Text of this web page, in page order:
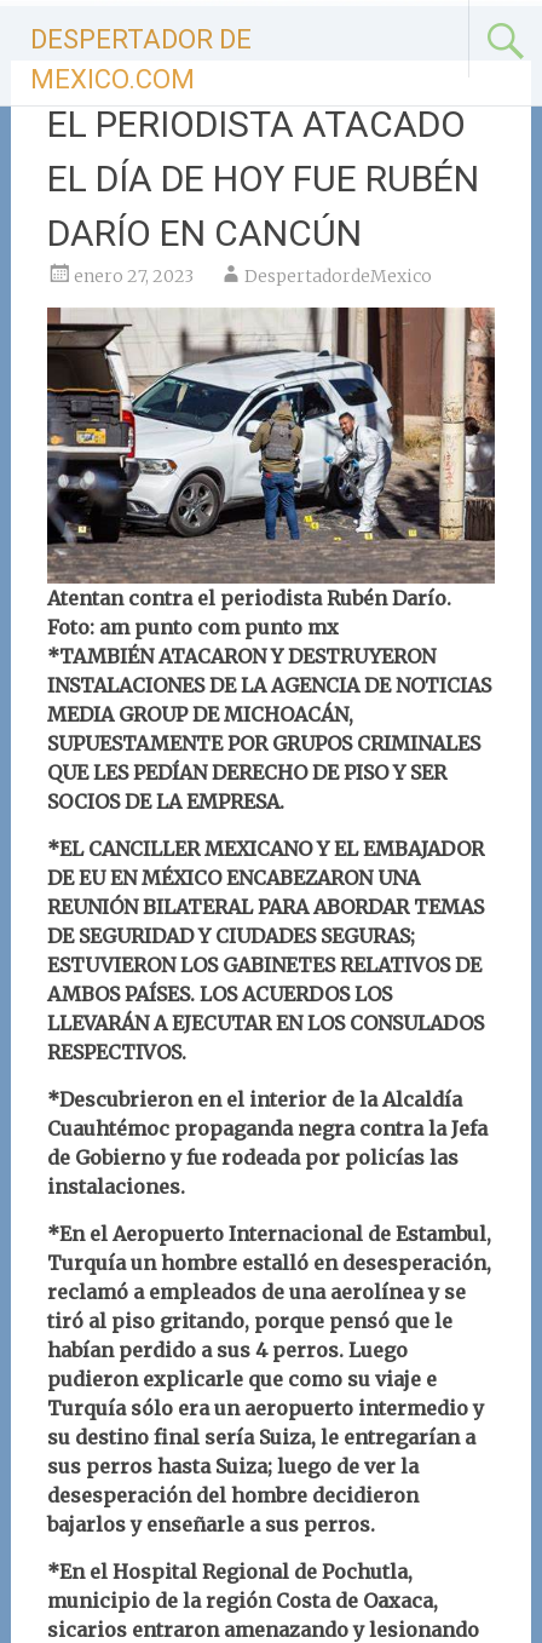
contenido
DESPERTADOR DE
MEXICO.COM
EL PERIODISTA ATACADO
EL DÍA DE HOY FUE RUBÉN
DARÍO EN CANCÚN
enero 27, 2023 DespertadordeMexico
Atentan contra el periodista Rubén Darío.
Foto: am punto com punto mx
*TAMBIÉN ATACARON Y DESTRUYERON
INSTALACIONES DE LA AGENCIA DE NOTICIAS
MEDIA GROUP DE MICHOACÁN,
SUPUESTAMENTE POR GRUPOS CRIMINALES
QUE LES PEDÍAN DERECHO DE PISO Y SER
SOCIOS DE LA EMPRESA.
*EL CANCILLER MEXICANO Y EL EMBAJADOR
DE EU EN MÉXICO ENCABEZARON UNA
REUNIÓN BILATERAL PARA ABORDAR TEMAS
DE SEGURIDAD Y CIUDADES SEGURAS;
ESTUVIERON LOS GABINETES RELATIVOS DE
AMBOS PAÍSES. LOS ACUERDOS LOS
LLEVARÁN A EJECUTAR EN LOS CONSULADOS
RESPECTIVOS.
*Descubrieron en el interior de la Alcaldía
Cuauhtémoc propaganda negra contra la Jefa
de Gobierno y fue rodeada por policías las
instalaciones.
*En el Aeropuerto Internacional de Estambul,
Turquía un hombre estalló en desesperación,
reclamó a empleados de una aerolínea y se
tiró al piso gritando, porque pensó que le
habían perdido a sus 4 perros. Luego
pudieron explicarle que como su viaje e
Turquía sólo era un aeropuerto intermedio y
su destino final sería Suiza, le entregarían a
sus perros hasta Suiza; luego de ver la
desesperación del hombre decidieron
bajarlos y enseñarle a sus perros.
*En el Hospital Regional de Pochutla,
municipio de la región Costa de Oaxaca,
sicarios entraron amenazando y lesionando